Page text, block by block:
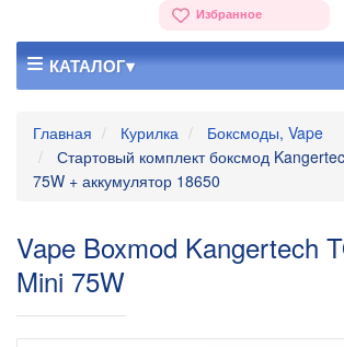
Избранное
КАТАЛОГ▾
Главная Курилка
Боксмоды, Vape
Стартовый комплект боксмод
75W + аккумулятор 18650
Vape Boxmod Kangertech
Mini 75W